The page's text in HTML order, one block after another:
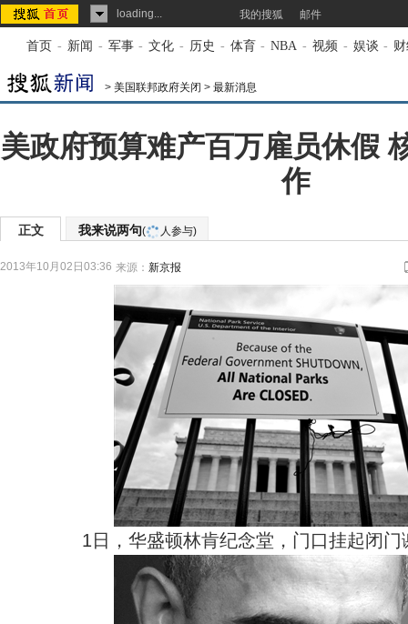
loading... 我的搜狐 邮件
首页 - 新闻 - 军事 - 文化 - 历史 - 体育 - NBA - 视频 - 娱谈 -
> 美国联邦政府关闭 > 最新消息
美政府预算难产百万雇员休假
作
正文 我来说两句( 人参与)
2013年10月02日03:36 来源： 新京报
1日，华盛顿林肯纪念堂，门口挂起闭门